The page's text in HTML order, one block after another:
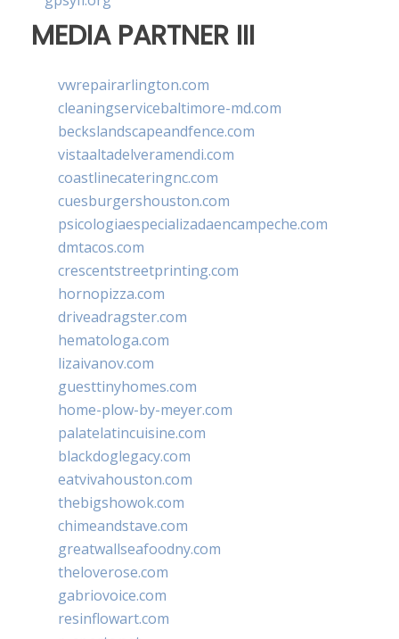
MEDIA PARTNER III
vwrepairarlington.com
cleaningservicebaltimore-md.com
beckslandscapeandfence.com
vistaaltadelveramendi.com
coastlinecateringnc.com
cuesburgershouston.com
psicologiaespecializadaencampeche.com
dmtacos.com
crescentstreetprinting.com
hornopizza.com
driveadragster.com
hematologa.com
lizaivanov.com
guesttinyhomes.com
home-plow-by-meyer.com
palatelatincuisine.com
blackdoglegacy.com
eatvivahouston.com
thebigshowok.com
chimeandstave.com
greatwallseafoodny.com
theloverose.com
gabriovoice.com
resinflowart.com